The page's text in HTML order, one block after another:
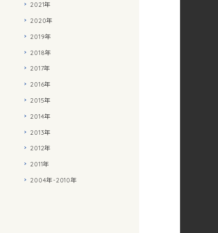
2021年
2020年
2019年
2018年
2017年
2016年
2015年
2014年
2013年
2012年
2011年
2004年-2010年